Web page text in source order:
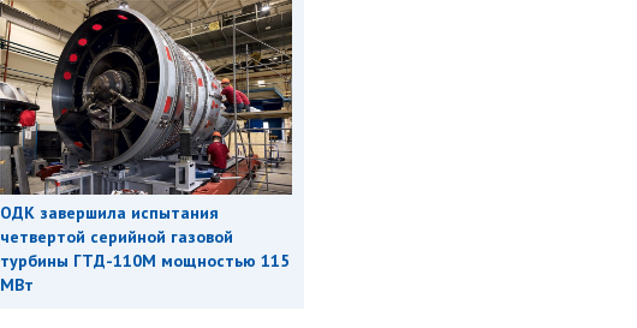
ОДК завершила испытания
четвертой серийной газовой
турбины ГТД-110М мощностью 115
МВт